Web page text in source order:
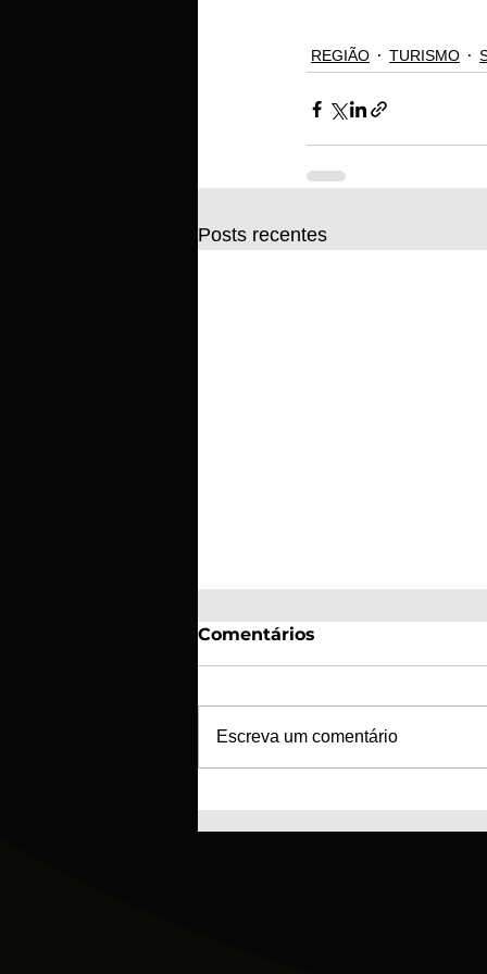
REGIÃO TURISMO
Posts recentes
SC Braga e GD Tourizense
unem-se para a criação
Comentários
Escreva um comentário